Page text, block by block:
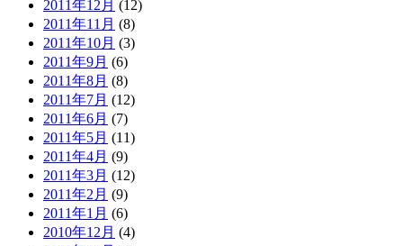
2011年12月 (12)
2011年11月 (8)
2011年10月 (3)
2011年9月 (6)
2011年8月 (8)
2011年7月 (12)
2011年6月 (7)
2011年5月 (11)
2011年4月 (9)
2011年3月 (12)
2011年2月 (9)
2011年1月 (6)
2010年12月 (4)